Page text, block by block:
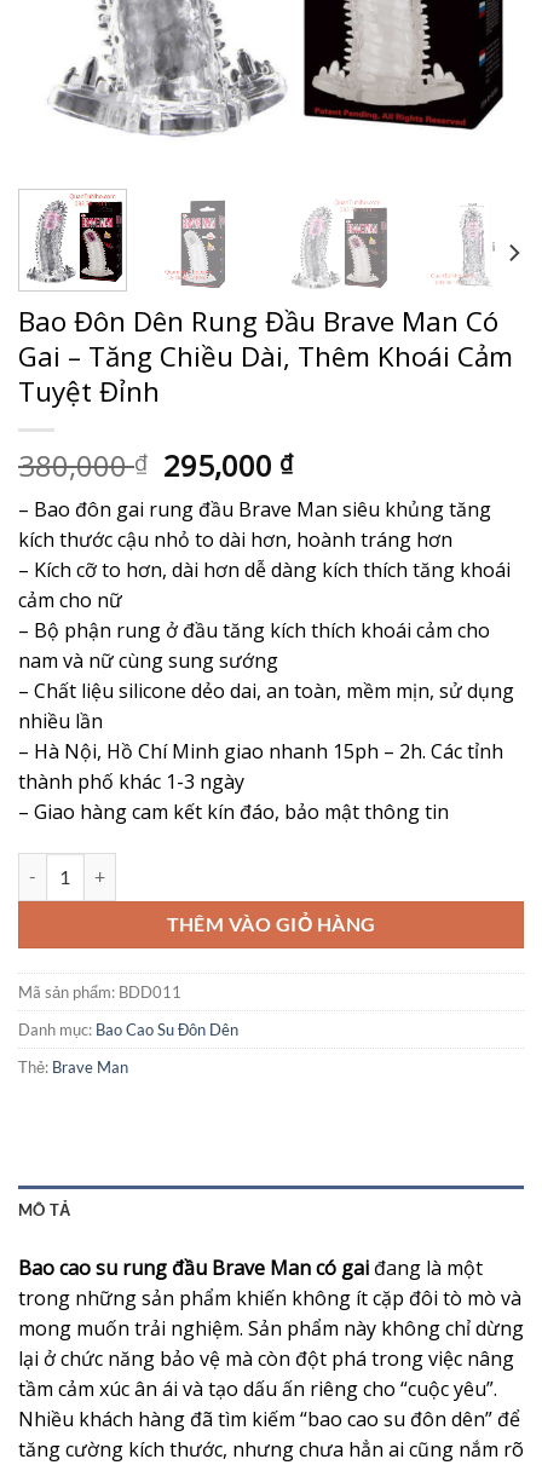
Bao Đôn Dên Rung Đầu Brave Man Có
Gai – Tăng Chiều Dài, Thêm Khoái Cảm
Tuyệt Đỉnh
380,000₫ Giá
gốc
là:
380,000 ₫.
295,000 ₫Giá
hiện
tại
là:
295,000 ₫.
– Bao đôn gai rung đầu Brave Man siêu khủng tăng
kích thước cậu nhỏ to dài hơn, hoành tráng hơn
– Kích cỡ to hơn, dài hơn dễ dàng kích thích tăng khoái
cảm cho nữ
– Bộ phận rung ở đầu tăng kích thích khoái cảm cho
nam và nữ cùng sung sướng
– Chất liệu silicone dẻo dai, an toàn, mềm mịn, sử dụng
nhiều lần
– Hà Nội, Hồ Chí Minh giao nhanh 15ph – 2h. Các tỉnh
thành phố khác 1-3 ngày
– Giao hàng cam kết kín đáo, bảo mật thông tin
THÊM VÀO GIỎ HÀNG
Mã sản phẩm: BDD011
Danh mục: Bao Cao Su Đôn Dên
Thẻ: Brave Man
MÔ TẢ
Bao cao su rung đầu Brave Man có gai đang là một
trong những sản phẩm khiến không ít cặp đôi tò mò và
mong muốn trải nghiệm. Sản phẩm này không chỉ dừng
lại ở chức năng bảo vệ mà còn đột phá trong việc nâng
tầm cảm xúc ân ái và tạo dấu ấn riêng cho “cuộc yêu”.
Nhiều khách hàng đã tìm kiếm “bao cao su đôn dên” để
tăng cường kích thước, nhưng chưa hẳn ai cũng nắm rõ